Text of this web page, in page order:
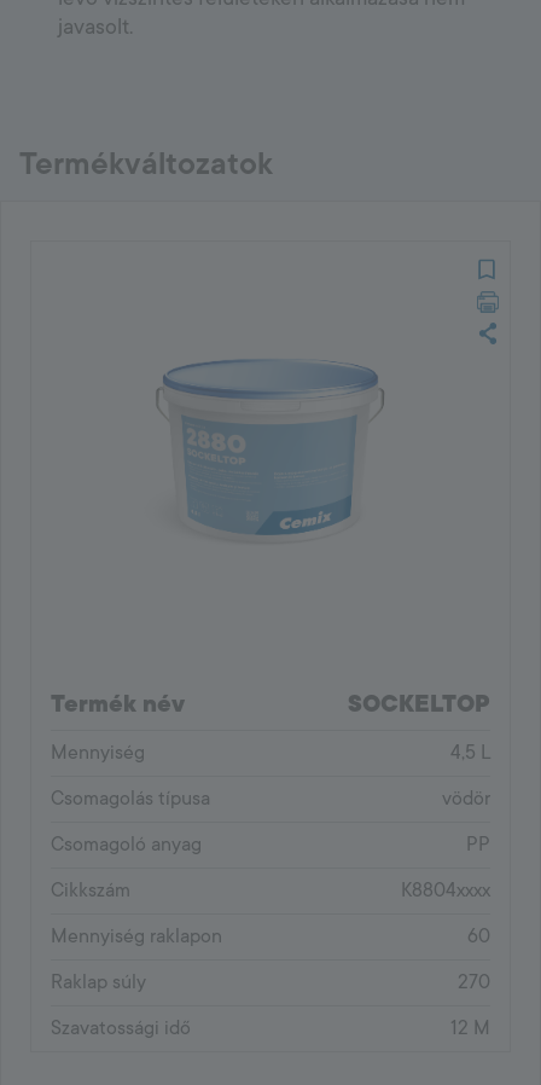
javasolt.
Termékváltozatok
Termék név SOCKELTOP
Mennyiség
4,5 L
Csomagolás típusa
vödör
Csomagoló anyag
PP
Cikkszám
K8804xxxx
Mennyiség raklapon
60
Raklap súly
270
Szavatossági idő
12 M